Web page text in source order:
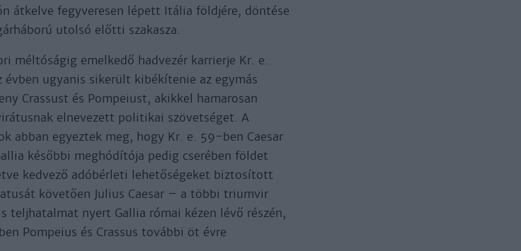
átkelve fegyveresen lépett Itália földjére, döntése
utolsó előtti szakasza.
méltóságig emelkedő hadvezér karrierje Kr. e.
ugyanis sikerült kibékítenie az egymás
Crassust és Pompeiust, akikkel hamarosan
elnevezett politikai szövetséget. A
abban egyeztek meg, hogy Kr. e. 59-ben Caesar
későbbi meghódítója pedig cserében földet
kedvező adóbérleti lehetőségeket biztosított
követően Julius Caesar – a többi triumvir
teljhatalmat nyert Gallia római kézen lévő részén,
Pompeius és Crassus további öt évre